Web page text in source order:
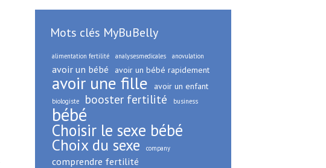
Mots clés MyBuBelly
alimentation fertilité analysesmedicales anovulation
avoir un bébé avoir un bébé rapidement
avoir une fille avoir un enfant
biologiste booster fertilité business
bébé
Choisir le sexe bébé
Choix du sexe company
comprendre fertilité